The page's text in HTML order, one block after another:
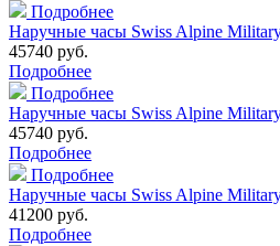
Подробнее
Наручные часы Swiss Alpine
45740 руб.
Подробнее
Подробнее
Наручные часы Swiss Alpine
45740 руб.
Подробнее
Подробнее
Наручные часы Swiss Alpine
41200 руб.
Подробнее